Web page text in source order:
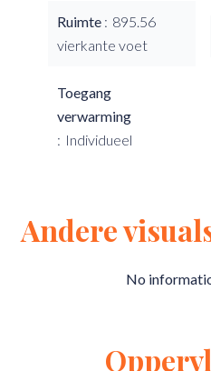
Ruimte
895.56
vierkante voet
Toegang
verwarming
Individueel
Andere
No